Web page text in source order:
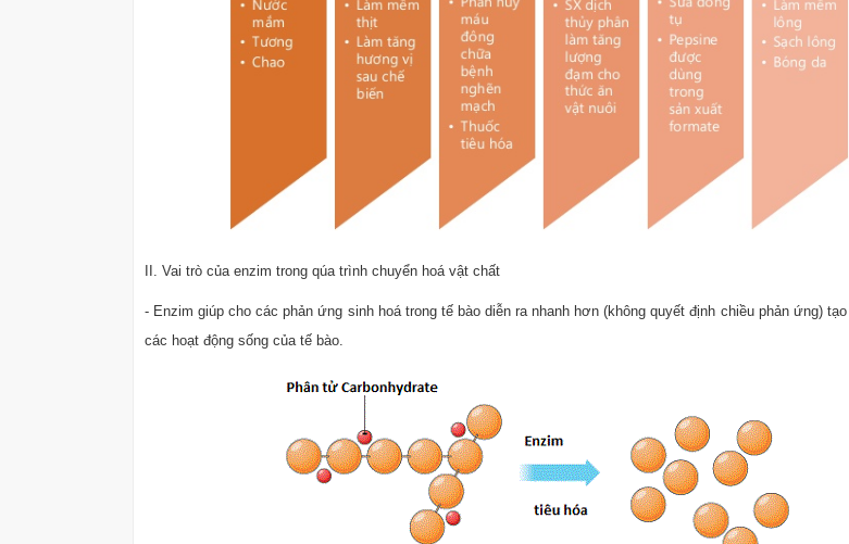
II. Vai trò của enzim trong qúa trình chuyển hoá vật chất
- Enzim giúp cho các phản ứng sinh hoá trong tế bào diễn ra nhanh hơn (không quyết định chiều phản ứng)
các hoạt động sống của tế bào.